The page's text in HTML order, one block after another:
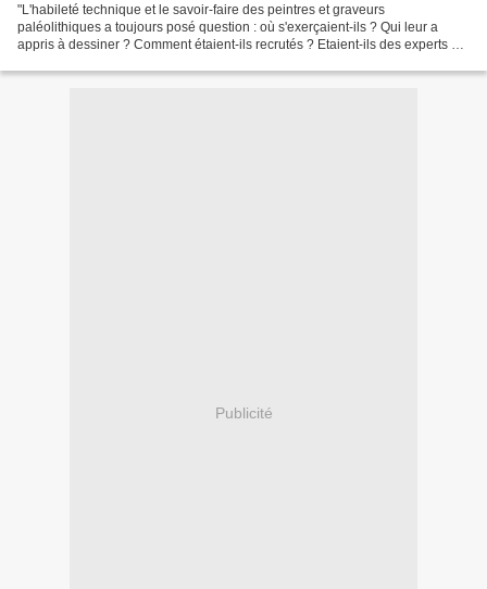
"L'habileté technique et le savoir-faire des peintres et graveurs
paléolithiques a toujours posé question : où s'exerçaient-ils ? Qui leur a
appris à dessiner ? Comment étaient-ils recrutés ? Etaient-ils des experts ou
Publicité